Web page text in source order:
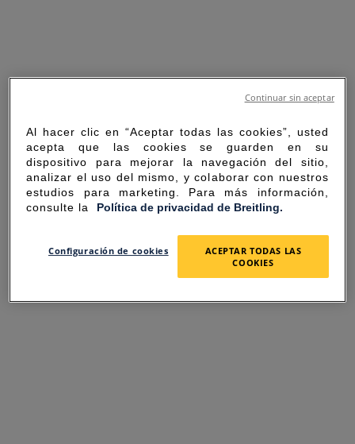
SORRY FOR THE
INCONVENIENCE
Al hacer clic en “Aceptar todas las cookies”, usted
acepta que las cookies se guarden en su
dispositivo para mejorar la navegación del sitio,
analizar el uso del mismo, y colaborar con nuestros
estudios para marketing. Para más información,
consulte la Política de privacidad de Breitling.
Configuración de cookies
ACEPTAR TODAS LAS
COOKIES
Continuar sin aceptar